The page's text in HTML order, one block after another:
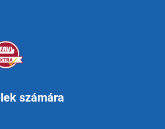
számára